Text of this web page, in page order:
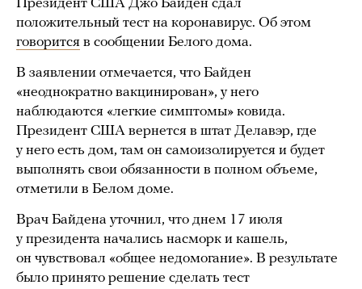
Президент США Джо Байден сдал
положительный тест на коронавирус. Об этом
говорится в сообщении Белого дома.
В заявлении отмечается, что Байден
«неоднократно вакцинирован», у него
наблюдаются «легкие симптомы» ковида.
Президент США вернется в штат Делавэр, где
у него есть дом, там он самоизолируется и будет
выполнять свои обязанности в полном объеме,
отметили в Белом доме.
Врач Байдена уточнил, что днем 17 июля
у президента начались насморк и кашель,
он чувствовал «общее недомогание». В результате
было принято решение сделать тест